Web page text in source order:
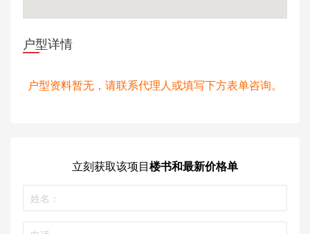
户型详情
户型资料暂无，请联系代理人或填写下方表单咨询。
立刻获取该项目楼书和最新价格单